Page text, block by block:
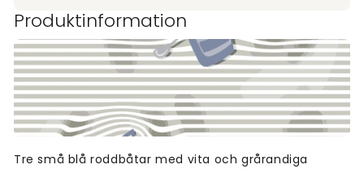
Produktinformation
Tre små blå roddbåtar med vita och grårandiga